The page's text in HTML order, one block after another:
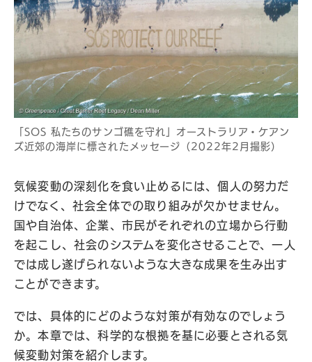
「SOS 私たちのサンゴ礁を守れ」オーストラリア・ケアン
ズ近郊の海岸に標されたメッセージ（2022年2月撮影）
気候変動の深刻化を食い止めるには、個人の努力だ
けでなく、社会全体での取り組みが欠かせません。
国や自治体、企業、市民がそれぞれの立場から行動
を起こし、社会のシステムを変化させることで、一人
では成し遂げられないような大きな成果を生み出す
ことができます。
では、具体的にどのような対策が有効なのでしょう
か。本章では、科学的な根拠を基に必要とされる気
候変動対策を紹介します。